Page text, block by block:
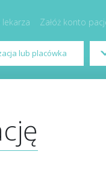
lekarza Załóż konto